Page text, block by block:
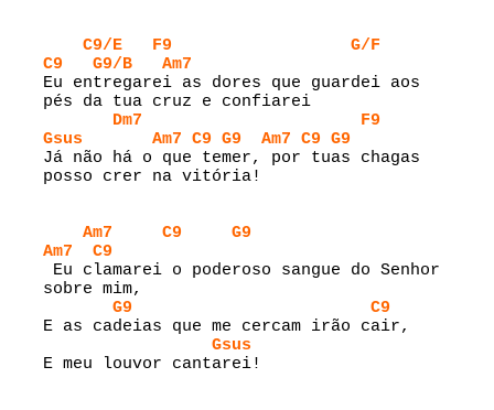
C9/E F9
G/F
C9
G9/B
Am7
Eu entregarei as dores que guardei aos
pés da tua cruz e confiarei
Dm7
F9
Gsus
Am7 C9 G9 Am7 C9 G9
Já não há o que temer, por tuas chagas
posso crer na vitória!
Am7 C9
G9
Am7
C9
sobre mim,
G9
C9
E as cadeias que me cercam irão cair,
Gsus
E meu louvor cantarei!